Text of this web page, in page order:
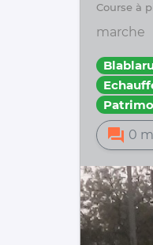
course
marche
forum 0